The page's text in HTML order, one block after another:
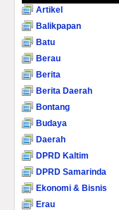
Artikel
Balikpapan
Batu
Berau
Berita
Berita Daerah
Bontang
Budaya
Daerah
DPRD Kaltim
DPRD Samarinda
Ekonomi & Bisnis
Erau